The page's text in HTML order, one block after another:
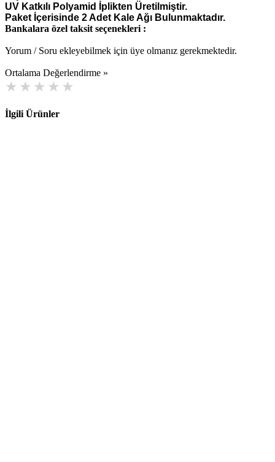
UV Katkılı Polyamid İplikten Üretilmiştir.
Paket İçerisinde 2 Adet Kale Ağı Bulunmaktadır.
Bankalara özel taksit seçenekleri :
Yorum / Soru ekleyebilmek için üye olmanız gerekmektedir.
Ortalama Değerlendirme »
İlgili Ürünler